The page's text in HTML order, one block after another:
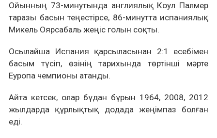
Ойынның 73-минутында англиялық Коул Палмер
таразы басын теңестірсе, 86-минутта испаниялық
Микель Оярсабаль жеңіс голын соқты.
Осылайша Испания қарсыласынан 2:1 есебімен
басым түсіп, өзінің тарихында төртінші мәрте
Еуропа чемпионы атанды.
Айта кетсек, олар бұдан бұрын 1964, 2008, 2012
жылдарда құрлықтық додада жеңімпаз болған
еді.